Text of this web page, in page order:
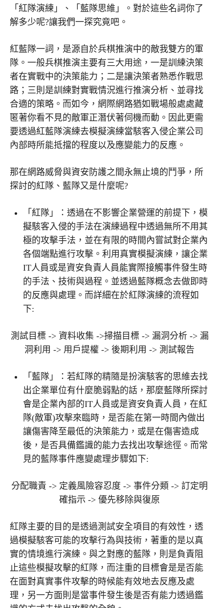
「紅隊演練」、「藍隊思維」。對於這些名詞你了
解多少呢?讓我們一探究竟吧。
紅藍隊一詞，是源自於兵棋推演中的敵我雙方的軍
隊。一般兵棋推演主要有三大用途，一是訓練決策
者在實戰中的決策能力；二是讓決策者熟悉作戰思
路；三則是訓練對實戰情況進行推演分析、並尋找
合適的策略。而如今，網際網路猶如戰場般處處藏
匿著你看不見的敵軍正潛伏著伺機而動。因此更需
要透過紅藍隊演練去模擬演練當駭客入侵企業公司
內部時所能抵擋的程度以及應變能力的反應。
那在網路威脅與資安防護之間永無止境的鬥爭，所
探討的紅隊、藍隊又是什麼呢?
「紅隊」：透過在不影響企業營運的前提下，模
擬駭客入侵的手法在演練過程中透過無所不用其
極的攻擊手法，並在有限的時間內嘗試對企業內
各個端點進行攻擊。利用真實模擬演練，讓企業
IT人員或是資安負責人員能實際接觸事件發生時
的手法、技術與過程。並透過藍隊概念去做即時
的反應與處理。而詳細在於紅隊演練的流程如
下:
測試目標 -> 資料收集 ->掃描目標 -> 漏洞分析 -> 漏
洞利用 -> 用戶提權 -> 後期利用 -> 測試報告
「藍隊」：若紅隊的精隨是扮演駭客的思維去找
出企業單位有什麼脆弱點的話，那麼藍隊所探討
會是企業內部的IT人員或是資安負責人員，在紅
隊(敵軍)攻擊來臨時，是否能在第一時間內做出
讓傷害降至最低的決策能力，或是在傷害造成
後，是否具備鑑識的能力去找出攻擊途徑。而常
見的藍隊事件應變處理步驟如下:
分配職責 -> 定義風險容忍度 -> 事件分類 -> 訂定明
確指示 -> 優先移除與復原
紅隊主要的目的是透過測試安全項目的有效性，透
過模擬駭客可能的攻擊行為與技術，著重的是以真
實的情境進行演練。與之對應的藍隊，則是負責阻
止這些模擬攻擊的紅隊，而注重的目標會是是否能
在面對真實事件攻擊的時候能有效地去反應及處
理，另一方面則是當事件發生後是否有能力透過鑑